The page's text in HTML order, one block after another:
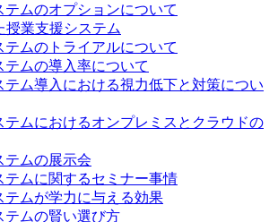
テムのオプションについて
授業支援システム
テムのトライアルについて
テムの導入率について
テム導入における視力低下と対策につい
テムにおけるオンプレミスとクラウドの
テムの展示会
テムに関するセミナー事情
テムが学力に与える効果
テムの賢い選び方